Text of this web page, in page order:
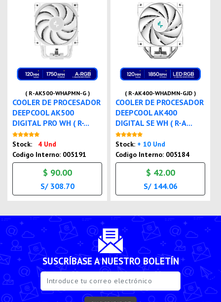
( R-AK500-WHAPMN-G )
COOLER DE PROCESADOR
DEEPCOOL AK500
DIGITAL PRO WH ( R-...
Stock:
4 Und
Codigo Interno: 005191
$ 90.00
S/ 308.70
( R-AK400-WHADMN-GJD )
COOLER DE PROCESADOR
DEEPCOOL AK400
DIGITAL SE WH ( R-A...
Stock: + 10 Und
Codigo Interno: 005184
$ 42.00
S/ 144.06
SUSCRÍBASE A NUESTRO BOLETÍN